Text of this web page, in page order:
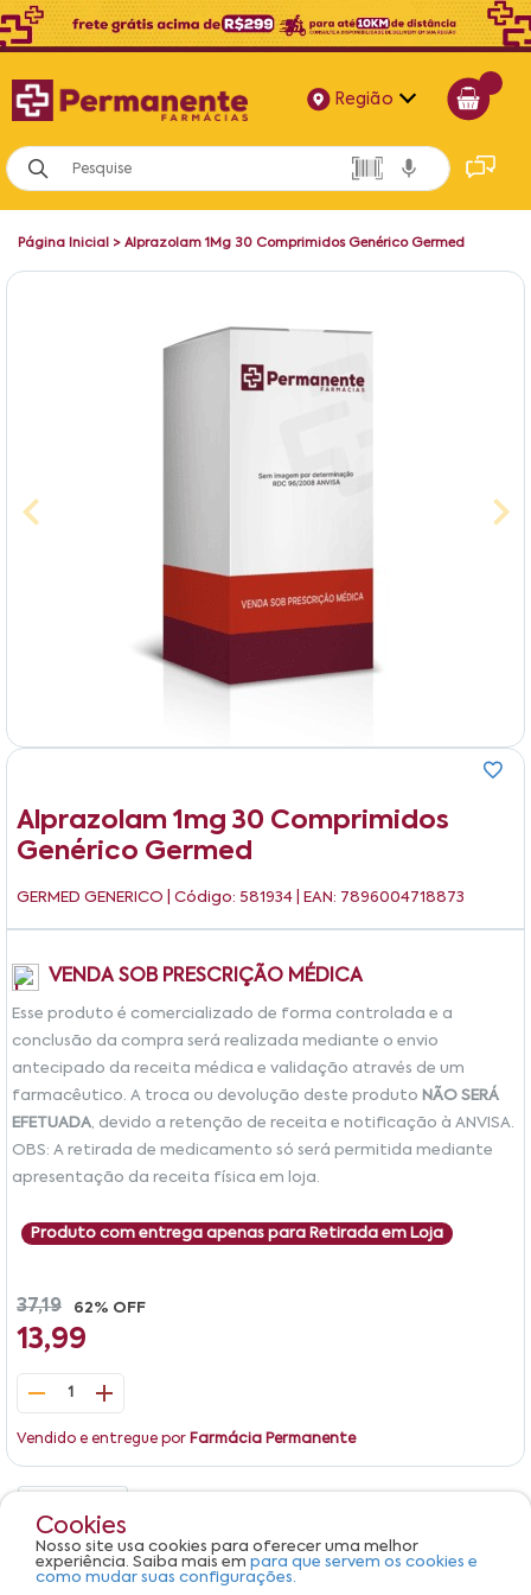
Região
Alagoas
Bahia
Página Inicial > Alprazolam 1Mg 30 Comprimidos Genérico Germed
Alprazolam 1mg 30 Comprimidos
Genérico Germed
GERMED GENERICO | Código: 581934 | EAN: 7896004718873
VENDA SOB PRESCRIÇÃO MÉDICA
Esse produto é comercializado de forma controlada e a
conclusão da compra será realizada mediante o envio
antecipado da receita médica e validação através de um
farmacêutico. A troca ou devolução deste produto NÃO SERÁ
EFETUADA, devido a retenção de receita e notificação à ANVISA.
OBS: A retirada de medicamento só será permitida mediante
apresentação da receita física em loja.
Produto com entrega apenas para Retirada em Loja
37,19 62% OFF
13,99
1
Vendido e entregue por Farmácia Permanente
Produto não apresenta descrição.
Cookies
Nosso site usa cookies para oferecer uma melhor
experiência. Saiba mais em para que servem os cookies e
como mudar suas configurações.